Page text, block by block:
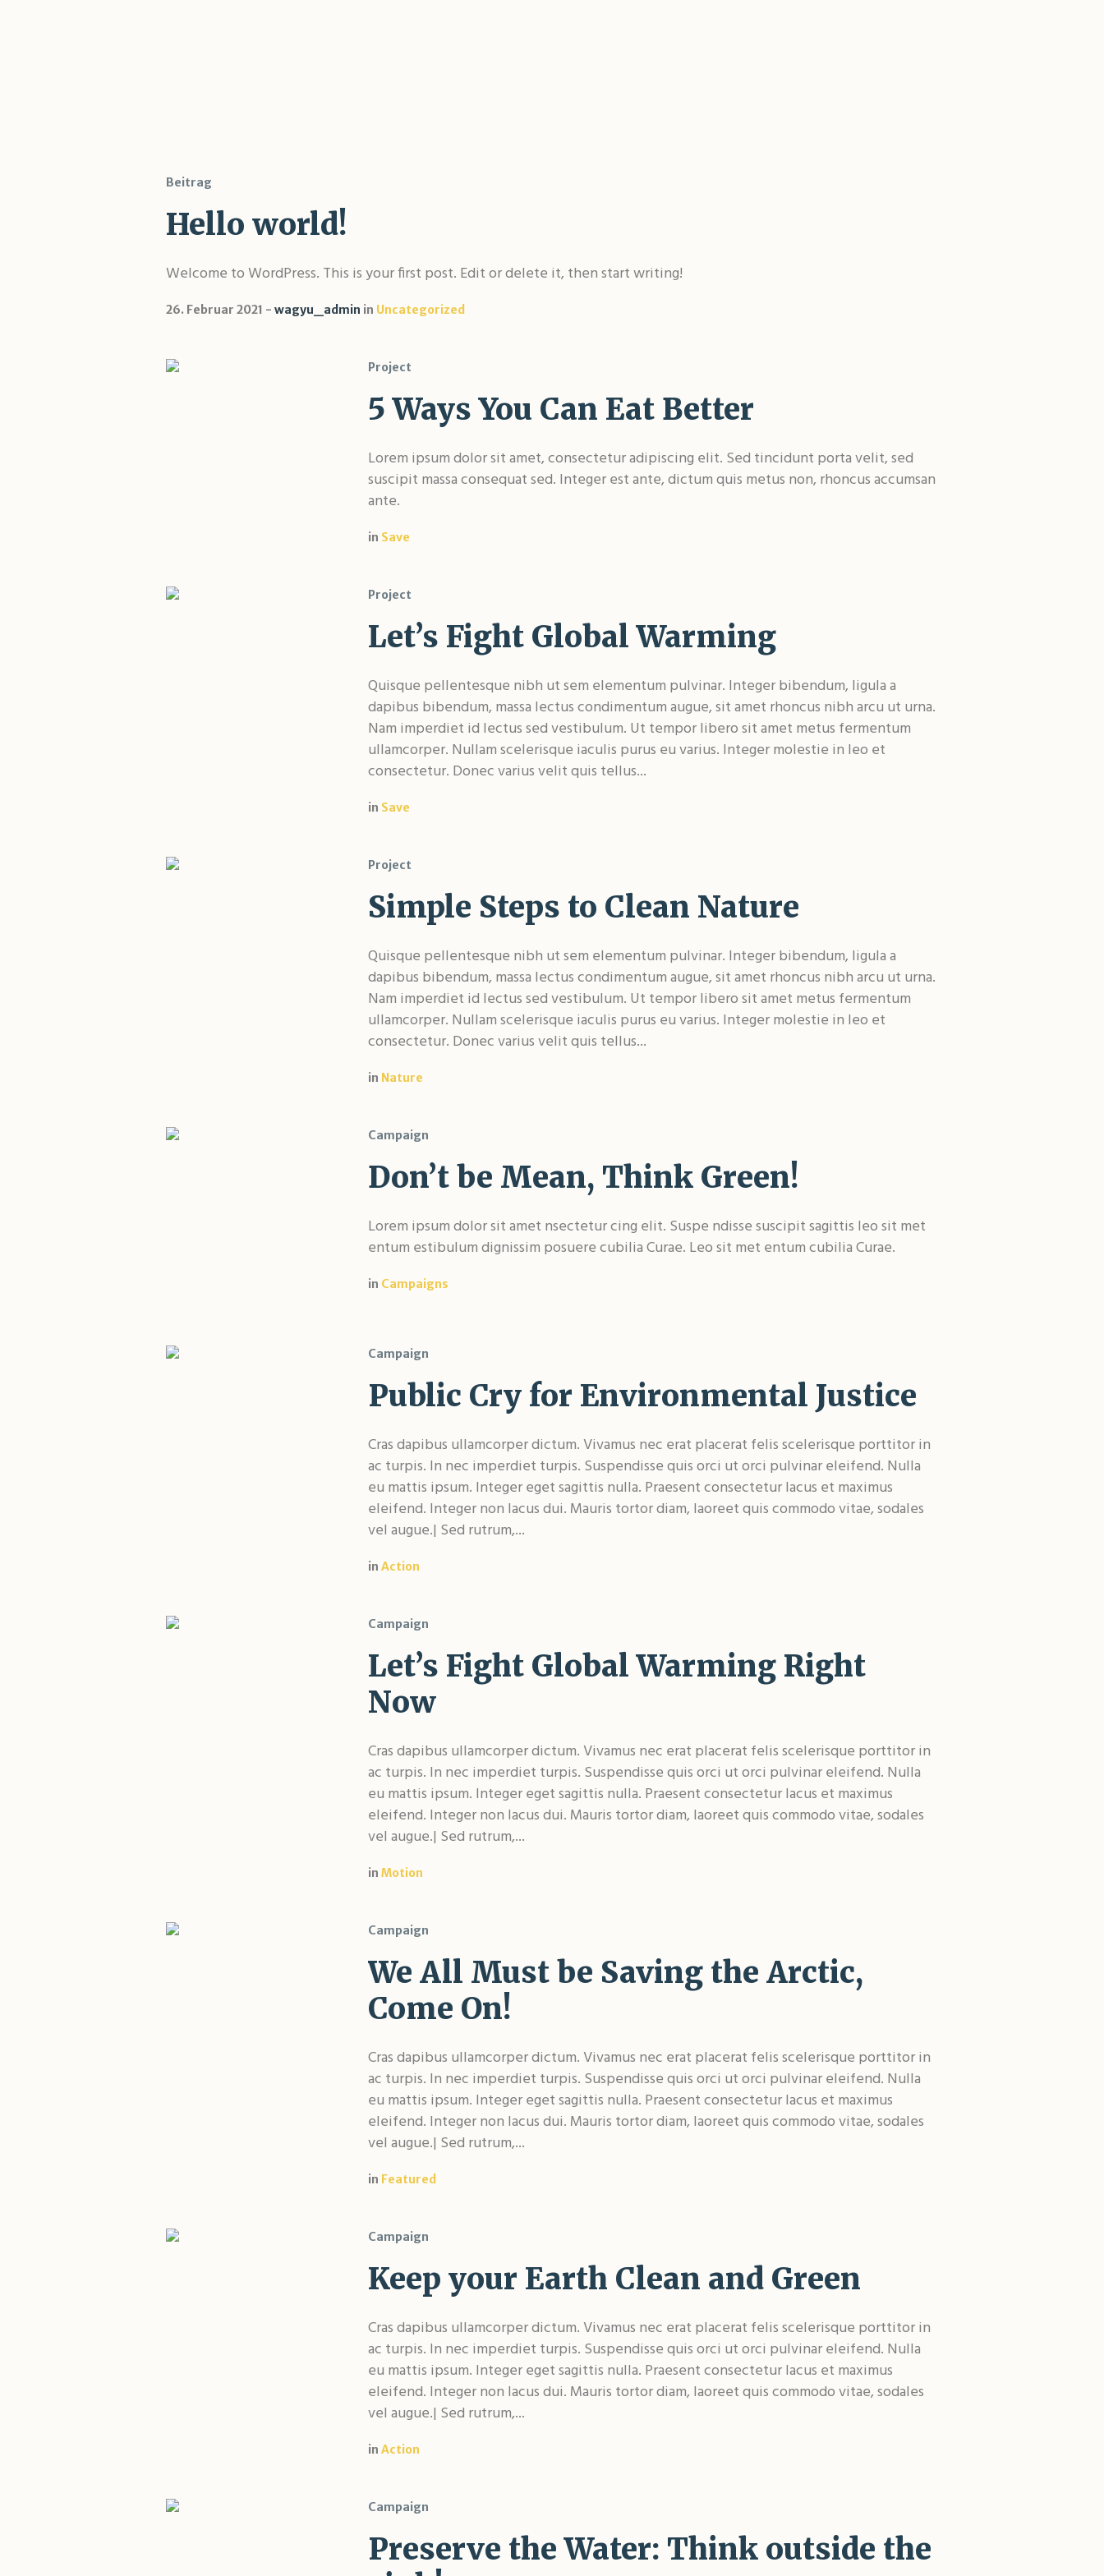
Beitrag
Hello world!
Welcome to WordPress. This is your first post. Edit or delete it, then start writing!
26. Februar 2021 wagyu_admin in Uncategorized
Project
5 Ways You Can Eat Better
Lorem ipsum dolor sit amet, consectetur adipiscing elit. Sed tincidunt porta velit, sed
suscipit massa consequat sed. Integer est ante, dictum quis metus non, rhoncus accumsan
ante.
in Save
Project
Let’s Fight Global Warming
Quisque pellentesque nibh ut sem elementum pulvinar. Integer bibendum, ligula a
dapibus bibendum, massa lectus condimentum augue, sit amet rhoncus nibh arcu ut urna.
Nam imperdiet id lectus sed vestibulum. Ut tempor libero sit amet metus fermentum
ullamcorper. Nullam scelerisque iaculis purus eu varius. Integer molestie in leo et
consectetur. Donec varius velit quis tellus...
in Save
Project
Simple Steps to Clean Nature
Quisque pellentesque nibh ut sem elementum pulvinar. Integer bibendum, ligula a
dapibus bibendum, massa lectus condimentum augue, sit amet rhoncus nibh arcu ut urna.
Nam imperdiet id lectus sed vestibulum. Ut tempor libero sit amet metus fermentum
ullamcorper. Nullam scelerisque iaculis purus eu varius. Integer molestie in leo et
consectetur. Donec varius velit quis tellus...
in Nature
Campaign
Don’t be Mean, Think Green!
Lorem ipsum dolor sit amet nsectetur cing elit. Suspe ndisse suscipit sagittis leo sit met
entum estibulum dignissim posuere cubilia Curae. Leo sit met entum cubilia Curae.
in Campaigns
Campaign
Public Cry for Environmental Justice
Cras dapibus ullamcorper dictum. Vivamus nec erat placerat felis scelerisque porttitor in
ac turpis. In nec imperdiet turpis. Suspendisse quis orci ut orci pulvinar eleifend. Nulla
eu mattis ipsum. Integer eget sagittis nulla. Praesent consectetur lacus et maximus
eleifend. Integer non lacus dui. Mauris tortor diam, laoreet quis commodo vitae, sodales
vel augue.| Sed rutrum,...
inAction
Campaign
Let’s Fight Global Warming Right
Now
Cras dapibus ullamcorper dictum. Vivamus nec erat placerat felis scelerisque porttitor in
ac turpis. In nec imperdiet turpis. Suspendisse quis orci ut orci pulvinar eleifend. Nulla
eu mattis ipsum. Integer eget sagittis nulla. Praesent consectetur lacus et maximus
eleifend. Integer non lacus dui. Mauris tortor diam, laoreet quis commodo vitae, sodales
vel augue.| Sed rutrum,...
inMotion
Campaign
We All Must be Saving the Arctic,
Come On!
Cras dapibus ullamcorper dictum. Vivamus nec erat placerat felis scelerisque porttitor in
ac turpis. In nec imperdiet turpis. Suspendisse quis orci ut orci pulvinar eleifend. Nulla
eu mattis ipsum. Integer eget sagittis nulla. Praesent consectetur lacus et maximus
eleifend. Integer non lacus dui. Mauris tortor diam, laoreet quis commodo vitae, sodales
vel augue.| Sed rutrum,...
in Featured
Campaign
Keep your Earth Clean and Green
Cras dapibus ullamcorper dictum. Vivamus nec erat placerat felis scelerisque porttitor in
ac turpis. In nec imperdiet turpis. Suspendisse quis orci ut orci pulvinar eleifend. Nulla
eu mattis ipsum. Integer eget sagittis nulla. Praesent consectetur lacus et maximus
eleifend. Integer non lacus dui. Mauris tortor diam, laoreet quis commodo vitae, sodales
vel augue.| Sed rutrum,...
inAction
Campaign
Preserve the Water: Think outside the